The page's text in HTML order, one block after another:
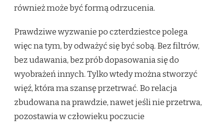
również może być formą odrzucenia.
Prawdziwe wyzwanie po czterdziestce polega
więc na tym, by odważyć się być sobą. Bez filtrów,
bez udawania, bez prób dopasowania się do
wyobrażeń innych. Tylko wtedy można stworzyć
więź, która ma szansę przetrwać. Bo relacja
zbudowana na prawdzie, nawet jeśli nie przetrwa,
pozostawia w człowieku poczucie